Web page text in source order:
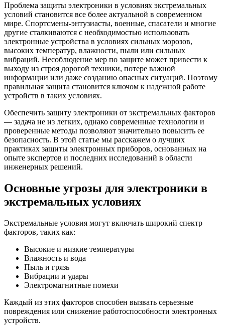
Проблема защиты электроники в условиях экстремальных
условий становится все более актуальной в современном
мире. Спортсмены-энтузиасты, военные, спасатели и многие
другие сталкиваются с необходимостью использовать
электронные устройства в условиях сильных морозов,
высоких температур, влажности, пыли или сильных
вибраций. Несоблюдение мер по защите может привести к
выходу из строя дорогой техники, потере важной
информации или даже созданию опасных ситуаций. Поэтому
правильная защита становится ключом к надежной работе
устройств в таких условиях.
Обеспечить защиту электроники от экстремальных факторов
— задача не из легких, однако современные технологии и
проверенные методы позволяют значительно повысить ее
безопасность. В этой статье мы расскажем о лучших
практиках защиты электронных приборов, основанных на
опыте экспертов и последних исследований в области
инженерных решений.
Основные угрозы для электроники в
экстремальных условиях
Экстремальные условия могут включать широкий спектр
факторов, таких как:
Высокие и низкие температуры
Влажность и вода
Пыль и грязь
Вибрации и удары
Электромагнитные помехи
Каждый из этих факторов способен вызвать серьезные
повреждения или снижение работоспособности электронных
устройств.